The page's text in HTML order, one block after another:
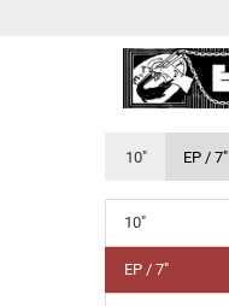
10" EP / 7"
10"
EP / 7"